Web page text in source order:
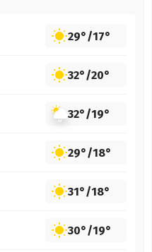
29°/17°
32°/20°
32°/19°
29°/18°
31°/18°
30°/19°